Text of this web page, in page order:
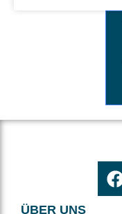
ÜBER UNS